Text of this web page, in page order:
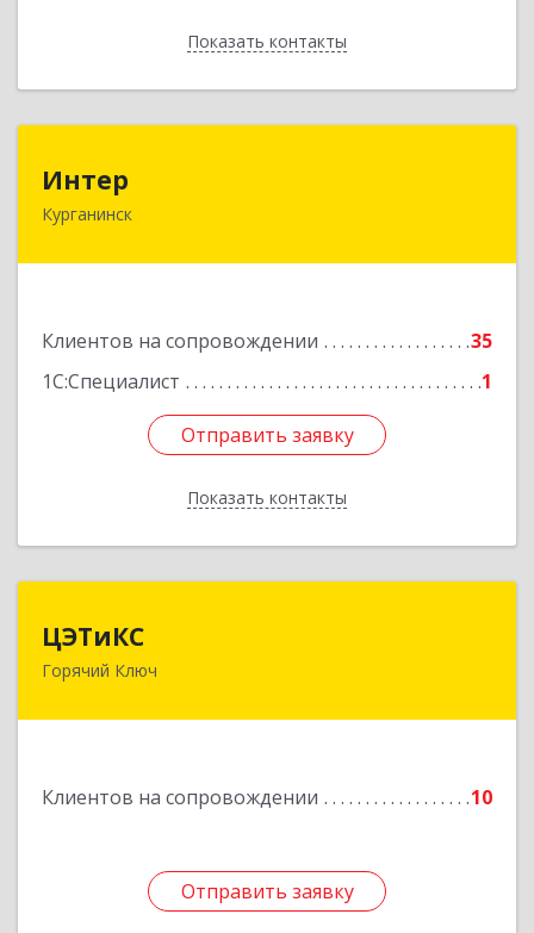
Показать контакты
Назад
Интер
Курганинск
Клиентов на сопровождении
35
1С:Специалист
1
Отправить заявку
Показать контакты
352430, Краснодарский край, Курганинск г,
Отправить заявку
Назад
ЦЭТиКС
Горячий Ключ
Клиентов на сопровождении 10
Отправить заявку
353290, Краснодарский край, Горячий Ключ г,
Отправить заявку